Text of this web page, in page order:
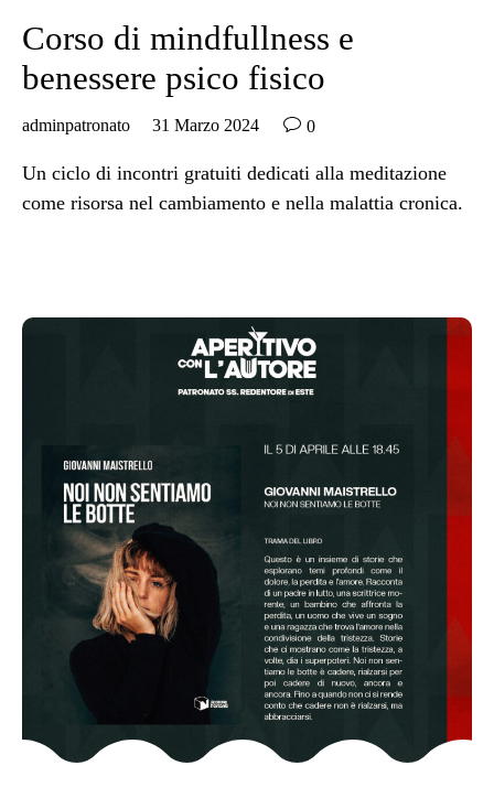
Corso di mindfullness e
benessere psico fisico
adminpatronato 31 Marzo 2024  0
Un ciclo di incontri gratuiti dedicati alla meditazione
come risorsa nel cambiamento e nella malattia cronica.